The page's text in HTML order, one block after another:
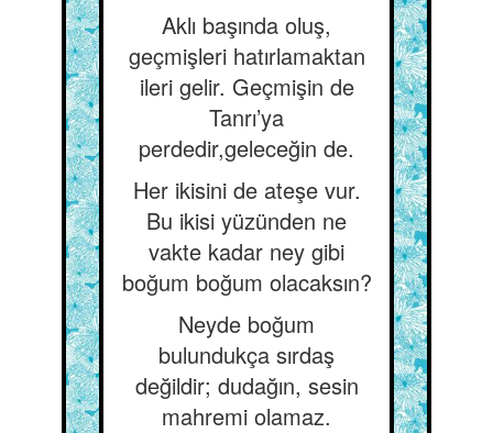
Aklı başında oluş,
geçmişleri hatırlamaktan
ileri gelir. Geçmişin de
Tanrı’ya
perdedir,geleceğin de.
Her ikisini de ateşe vur.
Bu ikisi yüzünden ne
vakte kadar ney gibi
boğum boğum olacaksın?
Neyde boğum
bulundukça sırdaş
değildir; dudağın, sesin
mahremi olamaz.